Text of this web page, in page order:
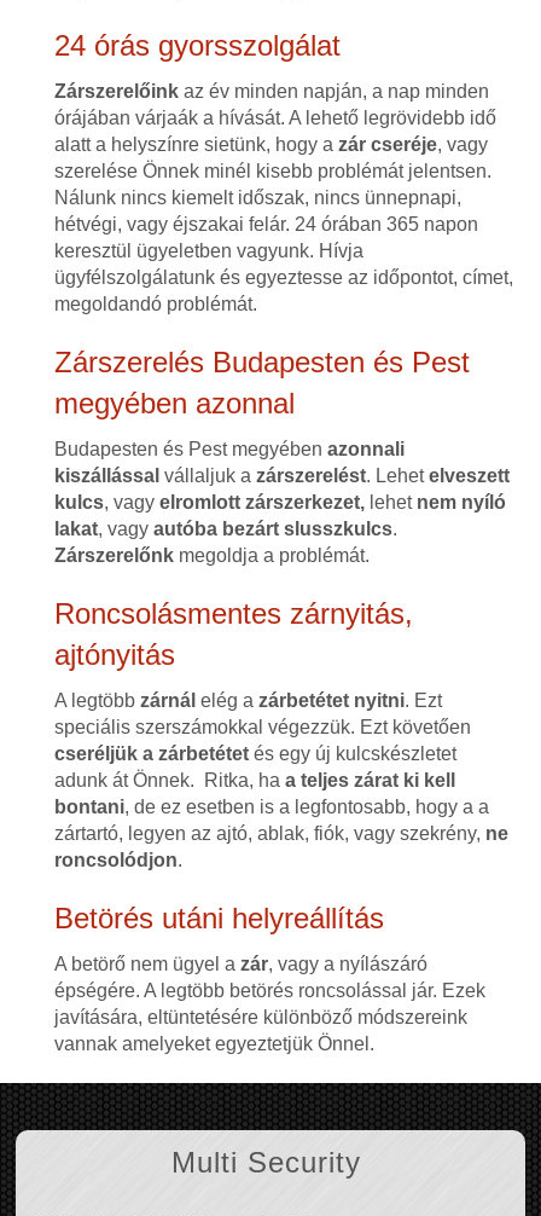
24 órás gyorsszolgálat
Zárszerelőinkaz év minden napján, a nap minden
órájában várjaák a hívását. A lehető legrövidebb idő
alatt a helyszínre sietünk, hogy a zár cseréje, vagy
szerelése Önnek minél kisebb problémát jelentsen.
Nálunk nincs kiemelt időszak, nincs ünnepnapi,
hétvégi, vagy éjszakai felár. 24 órában 365 napon
keresztül ügyeletben vagyunk. Hívja
ügyfélszolgálatunk és egyeztesse az időpontot, címet,
megoldandó problémát.
Zárszerelés Budapesten és Pest
megyében azonnal
Budapesten és Pest megyében azonnali
kiszállással vállaljuk a zárszerelést. Lehetelveszett
kulcs, vagyelromlott zárszerkezet,lehet nem nyíló
lakat, vagy autóba bezárt slusszkulcs.
Zárszerelőnkmegoldja a problémát.
Roncsolásmentes zárnyitás,
ajtónyitás
A legtöbb zárnál elég a zárbetétet nyitni. Ezt
speciális szerszámokkal végezzük. Ezt követően
cseréljük a zárbetétetés egy új kulcskészletet
adunk át Önnek. Ritka, ha a teljes zárat ki kell
bontani, de ez esetben is a legfontosabb, hogy a a
zártartó, legyen az ajtó, ablak, fiók, vagy szekrény, ne
roncsolódjon.
Betörés utáni helyreállítás
A betörő nem ügyel a zár, vagy a nyílászáró
épségére. A legtöbb betörés roncsolással jár. Ezek
javítására, eltüntetésére különböző módszereink
vannak amelyeket egyeztetjük Önnel.
Multi Security